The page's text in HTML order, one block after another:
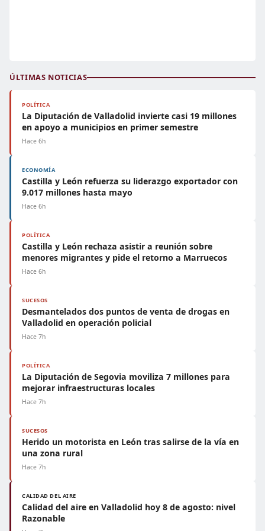
ÚLTIMAS NOTICIAS
POLÍTICA
La Diputación de Valladolid invierte casi 19 millones
en apoyo a municipios en primer semestre
Hace 6h
ECONOMÍA
Castilla y León refuerza su liderazgo exportador con
9.017 millones hasta mayo
Hace 6h
POLÍTICA
Castilla y León rechaza asistir a reunión sobre
menores migrantes y pide el retorno a Marruecos
Hace 6h
SUCESOS
Desmantelados dos puntos de venta de drogas en
Valladolid en operación policial
Hace 7h
POLÍTICA
La Diputación de Segovia moviliza 7 millones para
mejorar infraestructuras locales
Hace 7h
SUCESOS
Herido un motorista en León tras salirse de la vía en
una zona rural
Hace 7h
CALIDAD DEL AIRE
Calidad del aire en Valladolid hoy 8 de agosto: nivel
Razonable